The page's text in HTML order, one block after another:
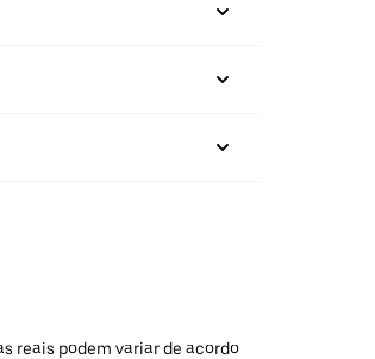
reais podem variar de acordo